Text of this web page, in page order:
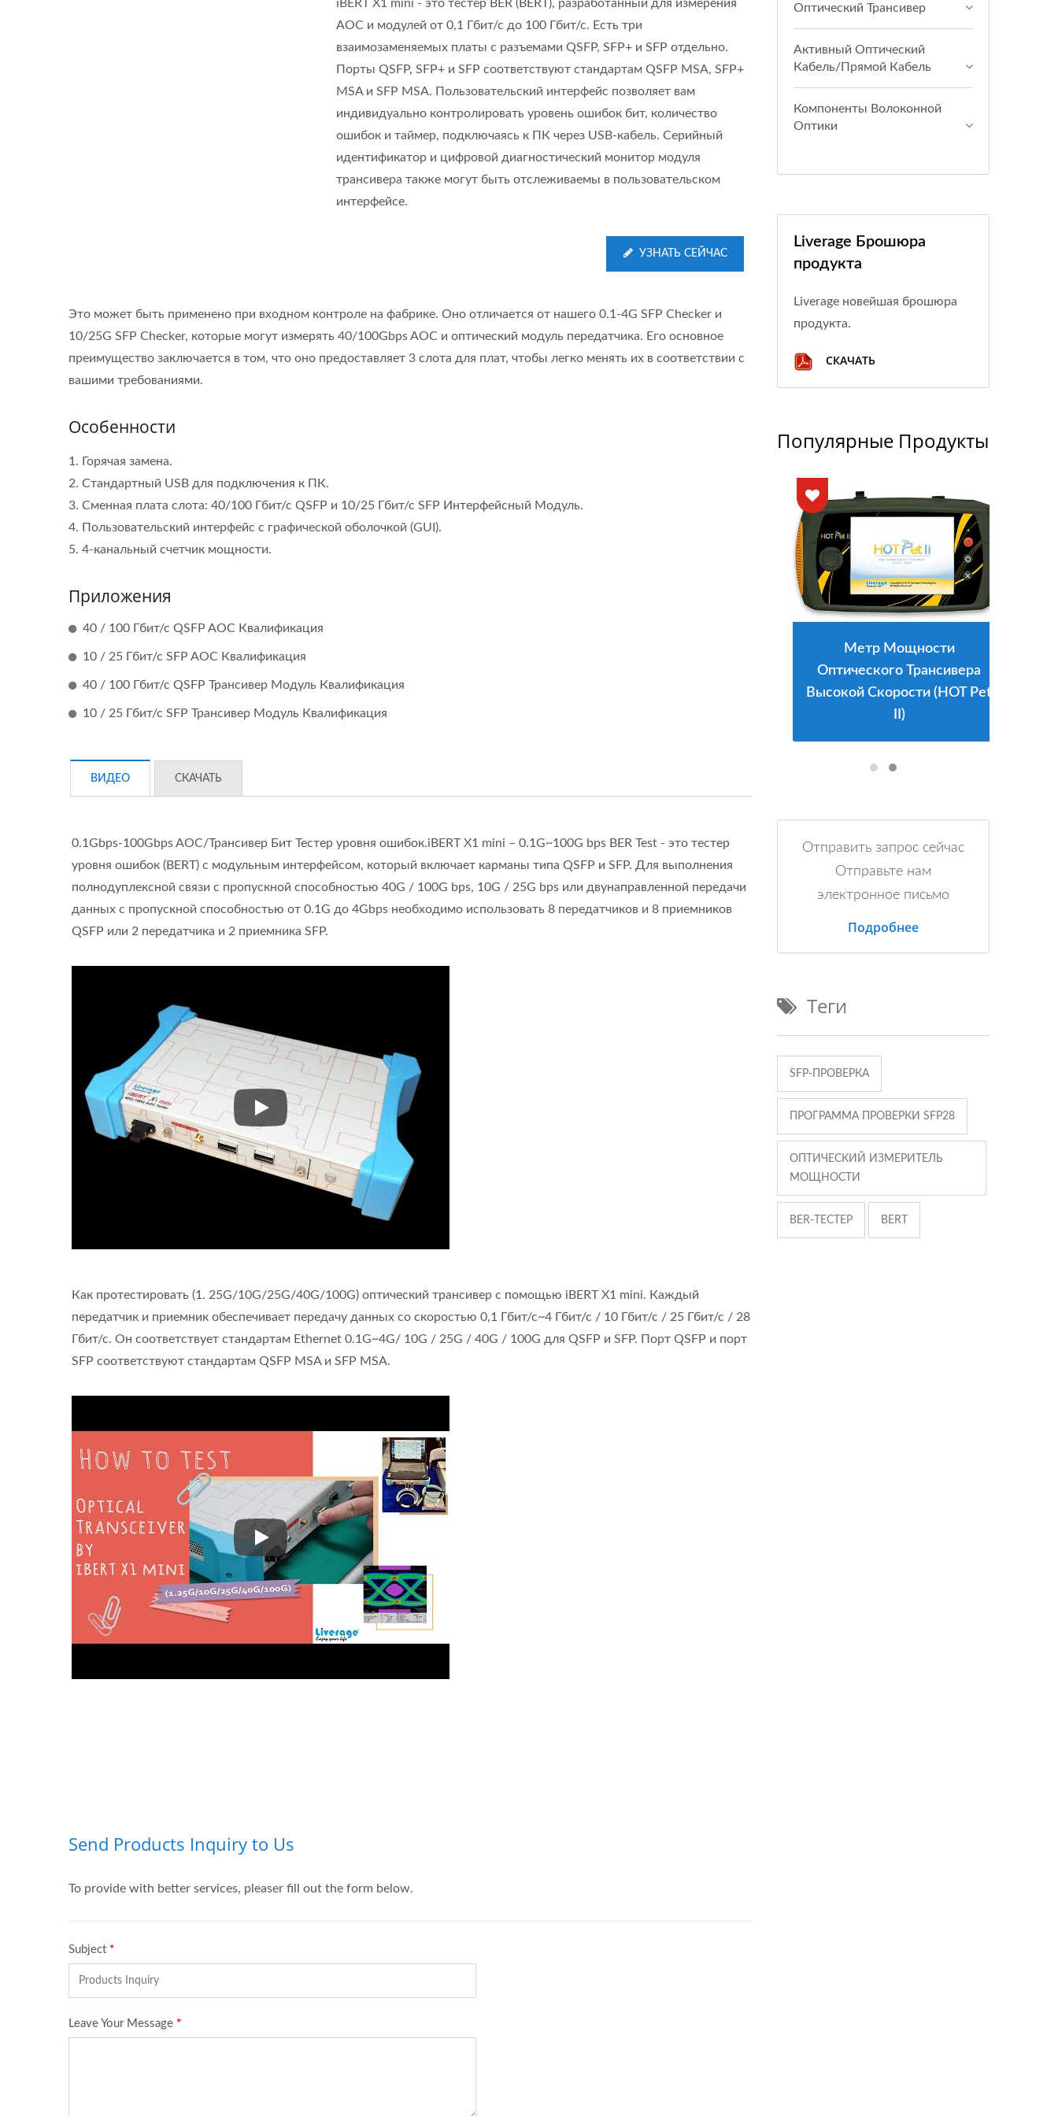
iBERT X1 mini - это тестер BER (BERT), разработанный для измерения
AOC и модулей от 0,1 Гбит/с до 100 Гбит/с. Есть три
взаимозаменяемых платы с разъемами QSFP, SFP+ и SFP отдельно.
Порты QSFP, SFP+ и SFP соответствуют стандартам QSFP MSA, SFP+
MSA и SFP MSA. Пользовательский интерфейс позволяет вам
индивидуально контролировать уровень ошибок бит, количество
ошибок и таймер, подключаясь к ПК через USB-кабель. Серийный
идентификатор и цифровой диагностический монитор модуля
трансивера также могут быть отслеживаемы в пользовательском
интерфейсе.
УЗНАТЬ СЕЙЧАС
Это может быть применено при входном контроле на фабрике. Оно отличается от нашего 0.1-4G SFP Checker и
10/25G SFP Checker, которые могут измерять 40/100Gbps AOC и оптический модуль передатчика. Его основное
преимущество заключается в том, что оно предоставляет 3 слота для плат, чтобы легко менять их в соответствии с
вашими требованиями.
Особенности
1. Горячая замена.
2. Стандартный USB для подключения к ПК.
3. Сменная плата слота: 40/100 Гбит/с QSFP и 10/25 Гбит/с SFP Интерфейсный Модуль.
4. Пользовательский интерфейс с графической оболочкой (GUI).
5. 4-канальный счетчик мощности.
Приложения
40 / 100 Гбит/с QSFP AOC Квалификация
10 / 25 Гбит/с SFP AOC Квалификация
40 / 100 Гбит/с QSFP Трансивер Модуль Квалификация
10 / 25 Гбит/с SFP Трансивер Модуль Квалификация
ВИДЕО СКАЧАТЬ
0.1Gbps-100Gbps AOC/Трансивер Бит Тестер уровня ошибок.iBERT X1 mini – 0.1G~100G bps BER Test - это тестер
уровня ошибок (BERT) с модульным интерфейсом, который включает карманы типа QSFP и SFP. Для выполнения
полнодуплексной связи с пропускной способностью 40G / 100G bps, 10G / 25G bps или двунаправленной передачи
данных с пропускной способностью от 0.1G до 4Gbps необходимо использовать 8 передатчиков и 8 приемников
QSFP или 2 передатчика и 2 приемника SFP.
0.1Gbps-100Gbps AOC/Трансивер Бит Тестер уровня ошибок.iBERT X1 mini – 0.1G~100G bps BER Test - это тестер уровня ошибок
Как протестировать (1. 25G/10G/25G/40G/100G) оптический трансивер с помощью iBERT X1 mini. Каждый
передатчик и приемник обеспечивает передачу данных со скоростью 0,1 Гбит/с~4 Гбит/с / 10 Гбит/с / 25 Гбит/с / 28
Гбит/с. Он соответствует стандартам Ethernet 0.1G~4G/ 10G / 25G / 40G / 100G для QSFP и SFP. Порт QSFP и порт
SFP соответствуют стандартам QSFP MSA и SFP MSA.
Как протестировать (1. 25G/10G/25G/40G/100G) оптический трансивер с помощью iBERT X1 mini. Каждый передатчик и приемник
Оптический Трансивер
Активный Оптический
Кабель/прямой Кабель
Компоненты Волоконной
Оптики
Liverage Брошюра
продукта
Liverage новейшая брошюра
продукта.
СКАЧАТЬ
Популярные Продукты
Ibert X1 Mini
Высокой Скорости (HOT Pet
Метр Мощности
Оптического Трансивера
Высокой Скорости (HOT Pet
Отправить запрос сейчас
Отправьте нам
электронное письмо
Подробнее
Теги
SFP-ПРОВЕРКА
ПРОГРАММА ПРОВЕРКИ SFP28
ОПТИЧЕСКИЙ ИЗМЕРИТЕЛЬ
МОЩНОСТИ
BER-ТЕСТЕР BERT